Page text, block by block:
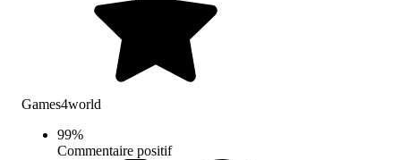
Games4world
99%
Commentaire positif